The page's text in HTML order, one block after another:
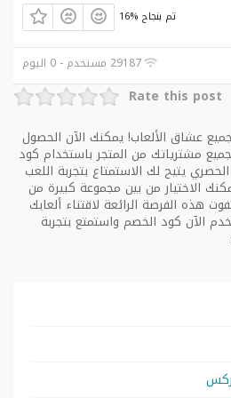
هناك يمكنك الذهاب إلى قسم
عناصر تحمل علامات دائمة،
والمزيد.
والعروض الترويجية
والبنود من آخر مكالمة سوف
ستكون هذه العناصر أغلى
على الموقع وستساعدك على
رمز خصم بلايستيشن.
لإنقاذ مئات الدولارات على
تقدم
16% تم بنجاح
29187 مستخدم - 0 اليوم
Rate this post
عشاق الألعاب! يمكنك الآن الحصول
على جميع مشترياتك من المتجر باستخدام كود
يتيح لك الاستمتاع بتجربة اللعب
الاختيار من بين مجموعة كبيرة من
هذه الفرصة الرائعة لاقتناء ألعابك
الآن كود الخصم واستمتع بتجربة